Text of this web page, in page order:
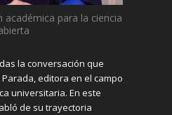
académica para la ciencia
la conversación que
editora en el campo
universitaria. En este
de su trayectoria